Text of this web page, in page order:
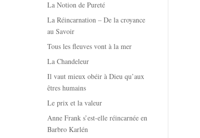
La Notion de Pureté
La Réincarnation – De la croyance
au Savoir
Tous les fleuves vont à la mer
La Chandeleur
Il vaut mieux obéir à Dieu qu’aux
êtres humains
Le prix et la valeur
Anne Frank s’est-elle réincarnée en
Barbro Karlén